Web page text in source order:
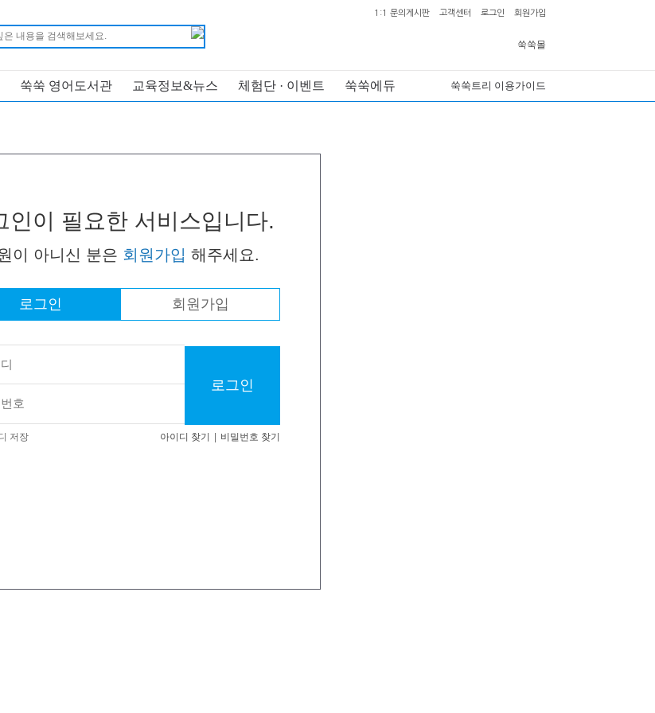
1:1 문의게시판 고객센터 로그인 회원가입
쑥쑥몰
쑥쑥 영어도서관 교육정보&뉴스 체험단 · 이벤트 쑥쑥에듀 쑥쑥트리 이용가이드
인이 필요한 서비스입니다.
이 아니신 분은 회원가입 해주세요.
로그인 회원가입
로그인
저장 아이디 찾기 | 비밀번호 찾기